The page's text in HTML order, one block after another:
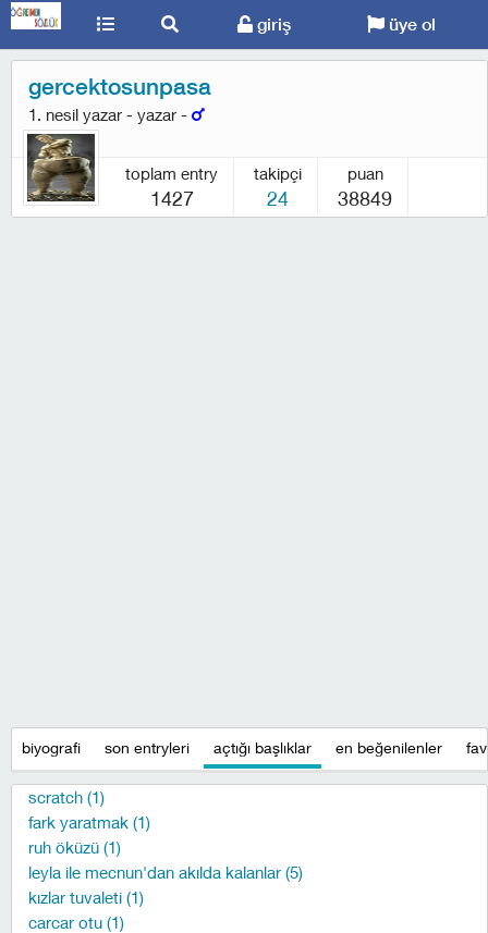
giriş üye ol
gercektosunpasa
1. nesil yazar - yazar -
toplam entry
1427
takipçi
24
puan
38849
biyografi son entryleri açtığı başlıklar en beğenilenler
scratch (1)
fark yaratmak (1)
ruh öküzü (1)
leyla ile mecnun'dan akılda kalanlar (5)
kızlar tuvaleti (1)
carcar otu (1)